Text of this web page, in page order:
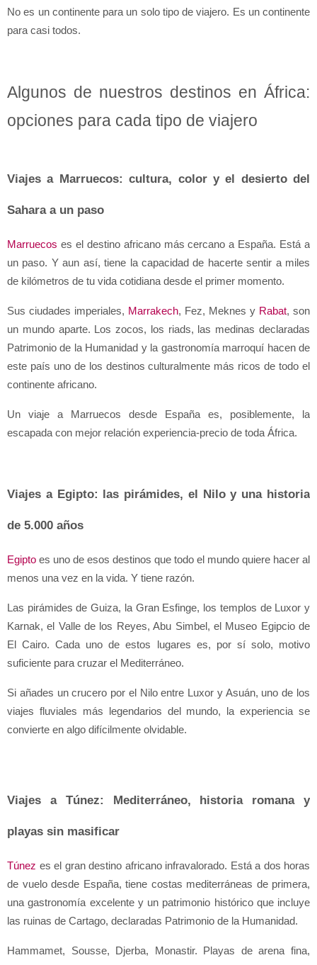
No es un continente para un solo tipo de viajero. Es un continente
para casi todos.
Algunos de nuestros destinos en África:
opciones para cada tipo de viajero
Viajes a Marruecos: cultura, color y el desierto del
Sahara a un paso
Marruecos es el destino africano más cercano a España. Está a
un paso. Y aun así, tiene la capacidad de hacerte sentir a miles
de kilómetros de tu vida cotidiana desde el primer momento.
Sus ciudades imperiales, Marrakech, Fez, Meknes y Rabat, son
un mundo aparte. Los zocos, los riads, las medinas declaradas
Patrimonio de la Humanidad y la gastronomía marroquí hacen de
este país uno de los destinos culturalmente más ricos de todo el
continente africano.
Un viaje a Marruecos desde España es, posiblemente, la
escapada con mejor relación experiencia-precio de toda África.
Viajes a Egipto: las pirámides, el Nilo y una historia
de 5.000 años
Egipto es uno de esos destinos que todo el mundo quiere hacer al
menos una vez en la vida. Y tiene razón.
Las pirámides de Guiza, la Gran Esfinge, los templos de Luxor y
Karnak, el Valle de los Reyes, Abu Simbel, el Museo Egipcio de
El Cairo. Cada uno de estos lugares es, por sí solo, motivo
suficiente para cruzar el Mediterráneo.
Si añades un crucero por el Nilo entre Luxor y Asuán, uno de los
viajes fluviales más legendarios del mundo, la experiencia se
convierte en algo difícilmente olvidable.
Viajes a Túnez: Mediterráneo, historia romana y
playas sin masificar
Túnez es el gran destino africano infravalorado. Está a dos horas
de vuelo desde España, tiene costas mediterráneas de primera,
una gastronomía excelente y un patrimonio histórico que incluye
las ruinas de Cartago, declaradas Patrimonio de la Humanidad.
Hammamet, Sousse, Djerba, Monastir. Playas de arena fina,